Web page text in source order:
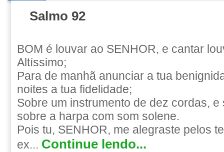
Salmo 92
BOM é louvar ao SENHOR, e cantar
Altíssimo;
Para de manhã anunciar a tua
noites a tua fidelidade;
Sobre um instrumento de dez cordas, e
sobre a harpa com som solene.
Pois tu, SENHOR, me alegraste pelos
ex... Continue lendo...